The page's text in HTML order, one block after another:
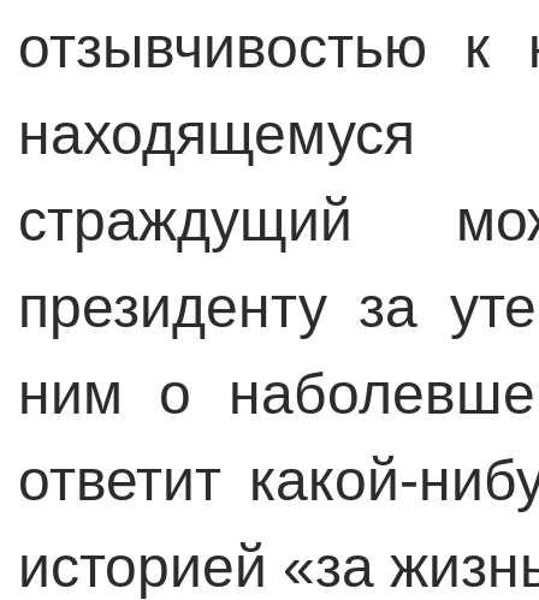
отзывчивостью к
страждущий
президенту за
ним о
ответит какой-
историей «за